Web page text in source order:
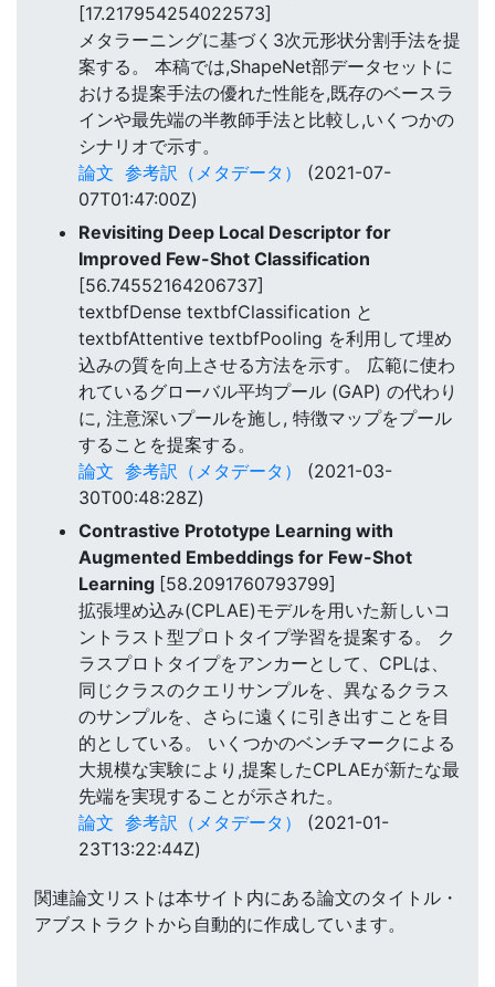
[17.217954254022573]
メタラーニングに基づく3次元形状分割手法を提
案する。 本稿では,ShapeNet部データセットに
おける提案手法の優れた性能を,既存のベースラ
インや最先端の半教師手法と比較し,いくつかの
シナリオで示す。
論文 参考訳（メタデータ）
(2021-07-
07T01:47:00Z)
Revisiting Deep Local Descriptor for
Improved Few-Shot Classification
[56.74552164206737]
textbfDense textbfClassification と
textbfAttentive textbfPooling を利用して埋め
込みの質を向上させる方法を示す。 広範に使わ
れているグローバル平均プール (GAP) の代わり
に, 注意深いプールを施し, 特徴マップをプール
することを提案する。
論文 参考訳（メタデータ）
(2021-03-
30T00:48:28Z)
Contrastive Prototype Learning with
Augmented Embeddings for Few-Shot
Learning [58.2091760793799]
拡張埋め込み(CPLAE)モデルを用いた新しいコ
ントラスト型プロトタイプ学習を提案する。 ク
ラスプロトタイプをアンカーとして、CPLは、
同じクラスのクエリサンプルを、異なるクラス
のサンプルを、さらに遠くに引き出すことを目
的としている。 いくつかのベンチマークによる
大規模な実験により,提案したCPLAEが新たな最
先端を実現することが示された。
論文 参考訳（メタデータ）
(2021-01-
23T13:22:44Z)
関連論文リストは本サイト内にある論文のタイトル・
アブストラクトから自動的に作成しています。